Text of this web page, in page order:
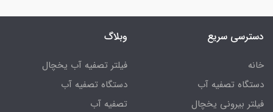
دسترسی سریع
خانه
دستگاه تصفیه آب
فیلتر بیرونی یخچال
وبلاگ
فیلتر تصفیه آب یخچال
دستگاه تصفیه آب
تصفیه آب